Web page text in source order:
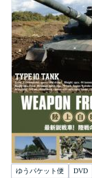
ゆうパケット便 DVD